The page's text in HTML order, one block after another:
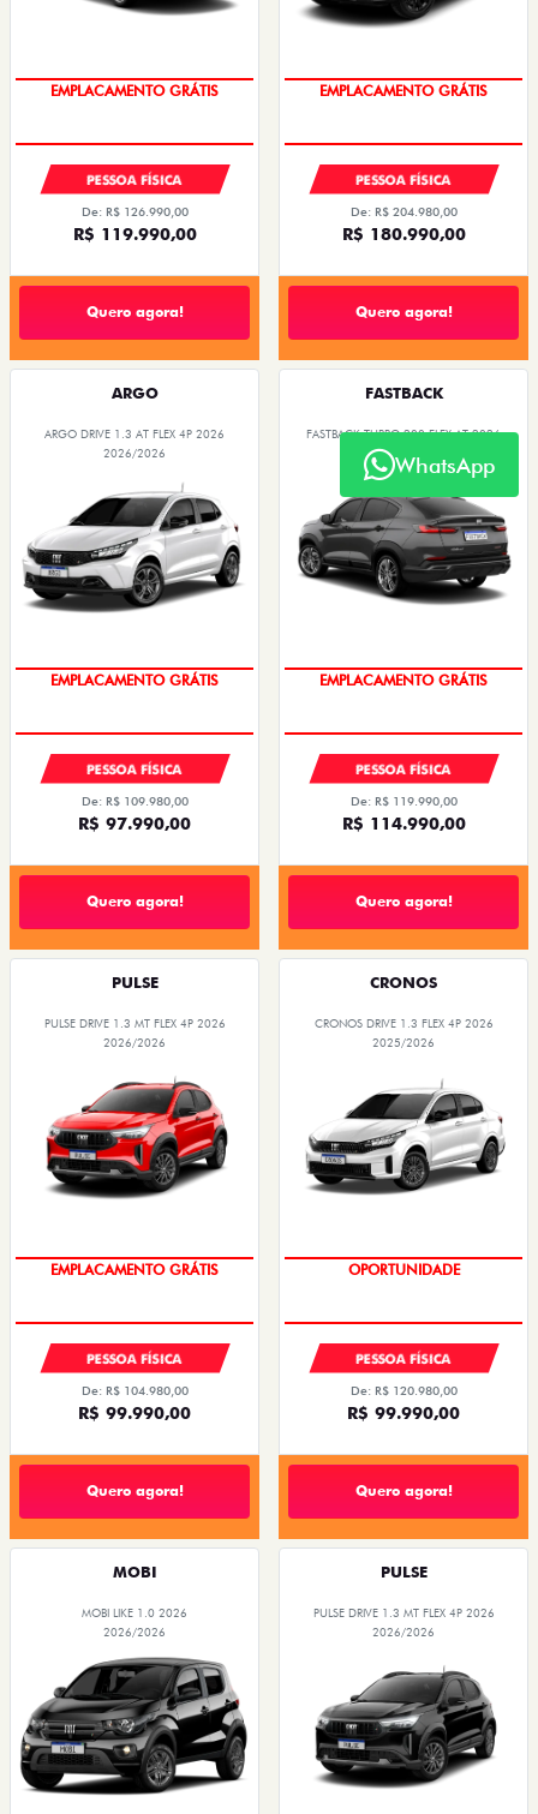
OPORTUNIDADE
PESSOA FÍSICA
De: R$ 126.990,00
R$ 119.990,00
Quero agora!
OPORTUNIDADE
PESSOA FÍSICA
De: R$ 204.980,00
R$ 180.990,00
Quero agora!
ARGO
ARGO DRIVE 1.3 AT FLEX 4P 2026
2026/2026
OPORTUNIDADE
PESSOA FÍSICA
De: R$ 109.980,00
R$ 97.990,00
Quero agora!
FASTBACK
FASTBACK TURBO 200 FLEX AT 2026
2026/2026
OPORTUNIDADE
PESSOA FÍSICA
De: R$ 119.990,00
R$ 114.990,00
Quero agora!
PULSE
PULSE DRIVE 1.3 MT FLEX 4P 2026
2026/2026
OPORTUNIDADE
PESSOA FÍSICA
De: R$ 104.980,00
R$ 99.990,00
Quero agora!
CRONOS
CRONOS DRIVE 1.3 FLEX 4P 2026
2025/2026
EMPLACAMENTO GRÁTIS
PESSOA FÍSICA
De: R$ 120.980,00
R$ 99.990,00
Quero agora!
MOBI
MOBI LIKE 1.0 2026
2026/2026
PULSE
PULSE DRIVE 1.3 MT FLEX 4P 2026
2026/2026
WhatsApp